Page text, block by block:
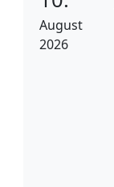
August
2026